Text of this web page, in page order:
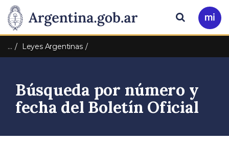
Presidencia
de
Nación
Pasar al contenido principal
Ir
a
Buscar
… Leyes Argentinas
Búsqueda por número y
fecha del Boletín Oficial